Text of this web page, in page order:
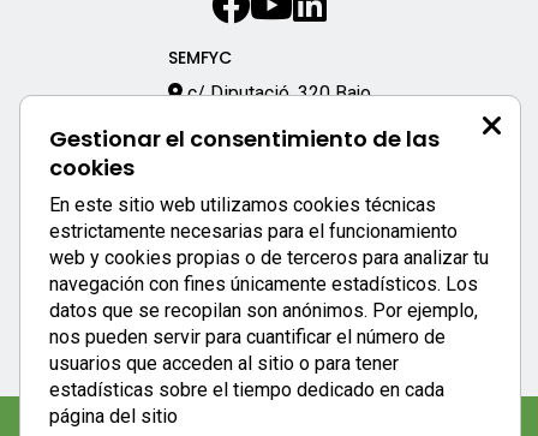
Gestionar el consentimiento de las
cookies
En este sitio web utilizamos cookies técnicas
estrictamente necesarias para el funcionamiento
web y cookies propias o de terceros para analizar tu
navegación con fines únicamente estadísticos. Los
datos que se recopilan son anónimos. Por ejemplo,
nos pueden servir para cuantificar el número de
usuarios que acceden al sitio o para tener
estadísticas sobre el tiempo dedicado en cada
página del sitio
SEMFYC
c/ Diputació, 320 Bajo
933 170 333
Enlaces destacados:
APP SEMFYC